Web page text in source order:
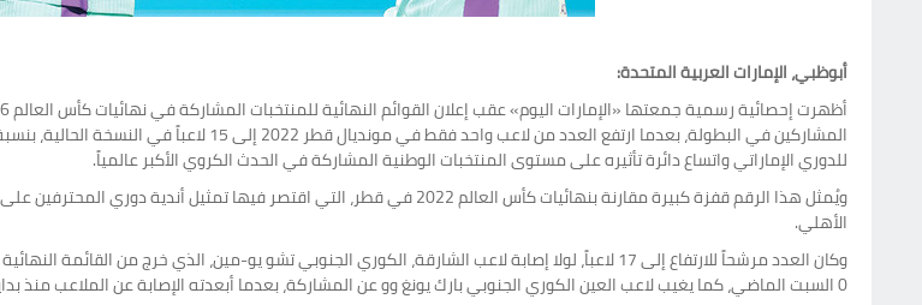
أبوظبي، الإمارات العربية المتحدة:
للدوري الإماراتي واتساع دائرة تأثيره على مستوى المنتخبات الوطنية المشاركة في الحدث الكروي الأكبر عالمياً.
ويُمثل هذا الرقم قفزة كبيرة مقارنة بنهائيات كأس العالم 2022 في قطر، التي
الأهلي.
0 السبت الماضي، كما يغيب لاعب العين الكوري الجنوبي بارك يونغ وو عن المشاركة، بعدما أبعدته الإصابة عن الملاعب منذ بداية الموسم.